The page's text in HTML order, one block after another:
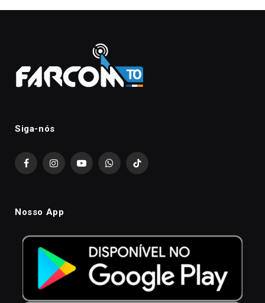
Siga-nós
FacebookInstagramYouTubeWhatsAppTikTok
Nosso App